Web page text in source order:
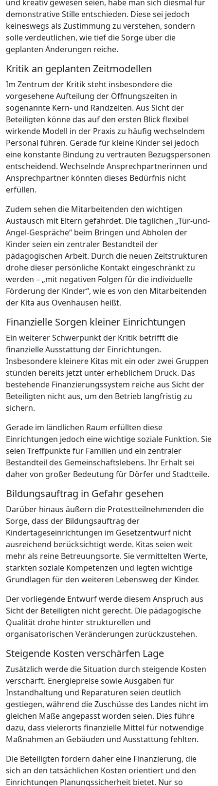
und kreativ gewesen seien, habe man sich diesmal für
demonstrative Stille entschieden. Diese sei jedoch
keineswegs als Zustimmung zu verstehen, sondern
solle verdeutlichen, wie tief die Sorge über die
geplanten Änderungen reiche.
Kritik an geplanten Zeitmodellen
Im Zentrum der Kritik steht insbesondere die
vorgesehene Aufteilung der Öffnungszeiten in
sogenannte Kern- und Randzeiten. Aus Sicht der
Beteiligten könne das auf den ersten Blick flexibel
wirkende Modell in der Praxis zu häufig wechselndem
Personal führen. Gerade für kleine Kinder sei jedoch
eine konstante Bindung zu vertrauten Bezugspersonen
entscheidend. Wechselnde Ansprechpartnerinnen und
Ansprechpartner könnten dieses Bedürfnis nicht
erfüllen.
Zudem sehen die Mitarbeitenden den wichtigen
Austausch mit Eltern gefährdet. Die täglichen „Tür-und-
Angel-Gespräche“ beim Bringen und Abholen der
Kinder seien ein zentraler Bestandteil der
pädagogischen Arbeit. Durch die neuen Zeitstrukturen
drohe dieser persönliche Kontakt eingeschränkt zu
werden – „mit negativen Folgen für die individuelle
Förderung der Kinder“, wie es von den Mitarbeitenden
der Kita aus Ovenhausen heißt.
Finanzielle Sorgen kleiner Einrichtungen
Ein weiterer Schwerpunkt der Kritik betrifft die
finanzielle Ausstattung der Einrichtungen.
Insbesondere kleinere Kitas mit ein oder zwei Gruppen
stünden bereits jetzt unter erheblichem Druck. Das
bestehende Finanzierungssystem reiche aus Sicht der
Beteiligten nicht aus, um den Betrieb langfristig zu
sichern.
Gerade im ländlichen Raum erfüllten diese
Einrichtungen jedoch eine wichtige soziale Funktion. Sie
seien Treffpunkte für Familien und ein zentraler
Bestandteil des Gemeinschaftslebens. Ihr Erhalt sei
daher von großer Bedeutung für Dörfer und Stadtteile.
Bildungsauftrag in Gefahr gesehen
Darüber hinaus äußern die Protestteilnehmenden die
Sorge, dass der Bildungsauftrag der
Kindertageseinrichtungen im Gesetzentwurf nicht
ausreichend berücksichtigt werde. Kitas seien weit
mehr als reine Betreuungsorte. Sie vermittelten Werte,
stärkten soziale Kompetenzen und legten wichtige
Grundlagen für den weiteren Lebensweg der Kinder.
Der vorliegende Entwurf werde diesem Anspruch aus
Sicht der Beteiligten nicht gerecht. Die pädagogische
Qualität drohe hinter strukturellen und
organisatorischen Veränderungen zurückzustehen.
Steigende Kosten verschärfen Lage
Zusätzlich werde die Situation durch steigende Kosten
verschärft. Energiepreise sowie Ausgaben für
Instandhaltung und Reparaturen seien deutlich
gestiegen, während die Zuschüsse des Landes nicht im
gleichen Maße angepasst worden seien. Dies führe
dazu, dass vielerorts finanzielle Mittel für notwendige
Maßnahmen an Gebäuden und Ausstattung fehlten.
Die Beteiligten fordern daher eine Finanzierung, die
sich an den tatsächlichen Kosten orientiert und den
Einrichtungen Planungssicherheit bietet. Nur so